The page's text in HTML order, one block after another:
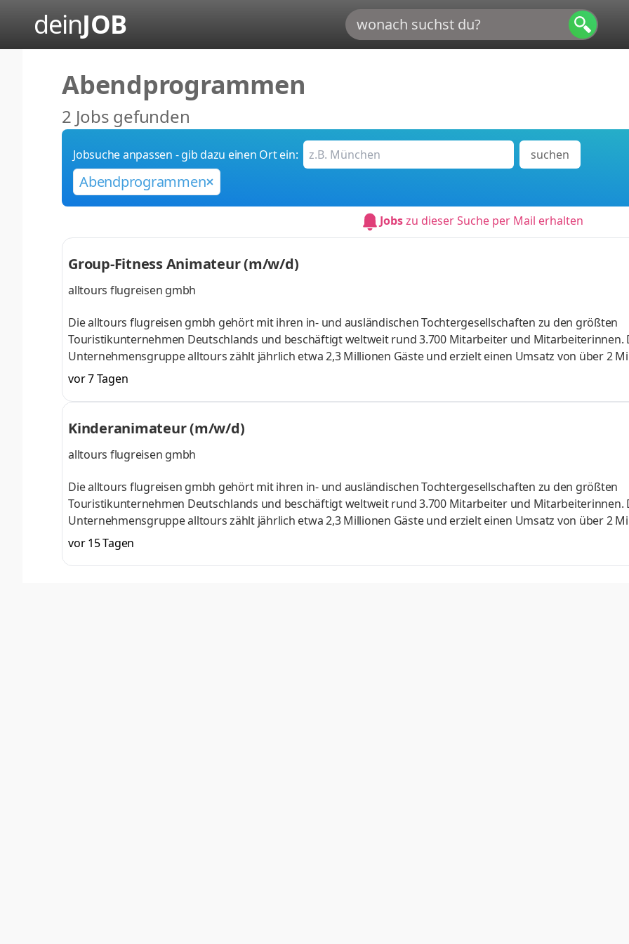
deinJOB
Abendprogrammen
2 Jobs gefunden
Jobsuche anpassen - gib dazu einen Ort ein: suchen
Abendprogrammen
Jobszu dieser Suche per Mail erhalten
Group-Fitness Animateur (m/w/d)
alltours flugreisen gmbh
Die alltours flugreisen gmbh gehört mit ihren in- und ausländischen Tochtergesellschaften zu den größten
Touristikunternehmen Deutschlands und beschäftigt weltweit rund 3.700 Mitarbeiter und Mitarbeiterinnen.
Unternehmensgruppe alltours zählt jährlich etwa 2,3 Millionen Gäste und erzielt einen Umsatz von über 2
Euro. Zur alltours Unternehmensgruppe gehören der Veranstalter alltours flugreisen, die alltours
Incoming-Agentur Viajes allsun sowie über 30 allsun Hotels. Das Kerngeschäft der alltours flugreisen umfasst
Pauschalreisen in Urlaubsregionen rund um das Mittelmeer, die Kanaren, die Karibik und Fernost. Dein
erfolgt im Zeitraum April/Mai bis Ende O
vor 7 Tagen
Kinderanimateur (m/w/d)
alltours flugreisen gmbh
Die alltours flugreisen gmbh gehört mit ihren in- und ausländischen Tochtergesellschaften zu den größten
Touristikunternehmen Deutschlands und beschäftigt weltweit rund 3.700 Mitarbeiter und Mitarbeiterinnen.
Unternehmensgruppe alltours zählt jährlich etwa 2,3 Millionen Gäste und erzielt einen Umsatz von über 2
Euro. Zur alltours Unternehmensgruppe gehören der Veranstalter alltours flugreisen, die alltours
Incoming-Agentur Viajes allsun sowie über 30 allsun Hotels. Das Kerngeschäft der alltours flugreisen umfasst
Pauschalreisen in Urlaubsregionen rund um das Mittelmeer, die Kanaren, die Karibik und Fernost. Dein
vor 15 Tagen